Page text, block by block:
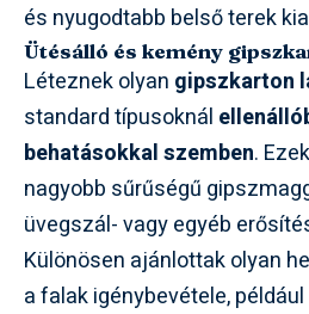
és nyugodtabb belső terek
Ütésálló és kemény
Léteznek olyan gipszkarton
standard típusoknál
behatásokkal szemben.
nagyobb sűrűségű
üvegszál- vagy egyéb
Különösen ajánlottak olyan
a falak igénybevétele,